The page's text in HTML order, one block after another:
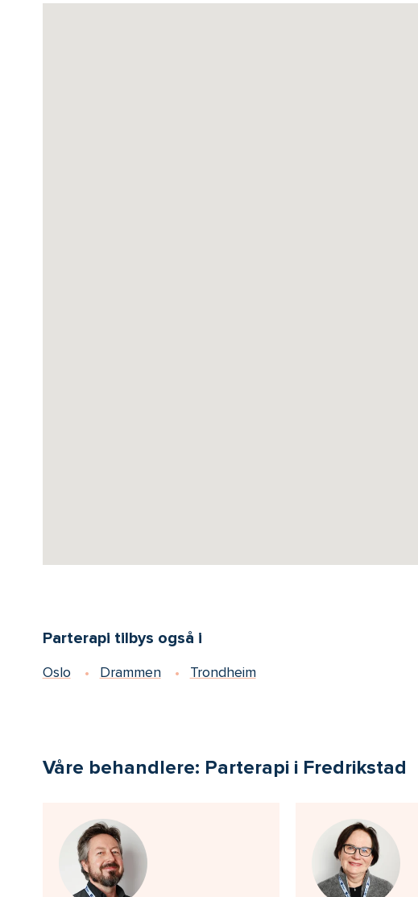
Parterapi tilbys også i
Oslo Drammen Trondheim
Våre behandlere: Parterapi i Fredrikstad